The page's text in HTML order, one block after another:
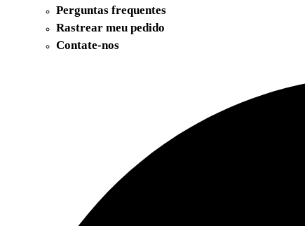
Perguntas frequentes
Rastrear meu pedido
Contate-nos